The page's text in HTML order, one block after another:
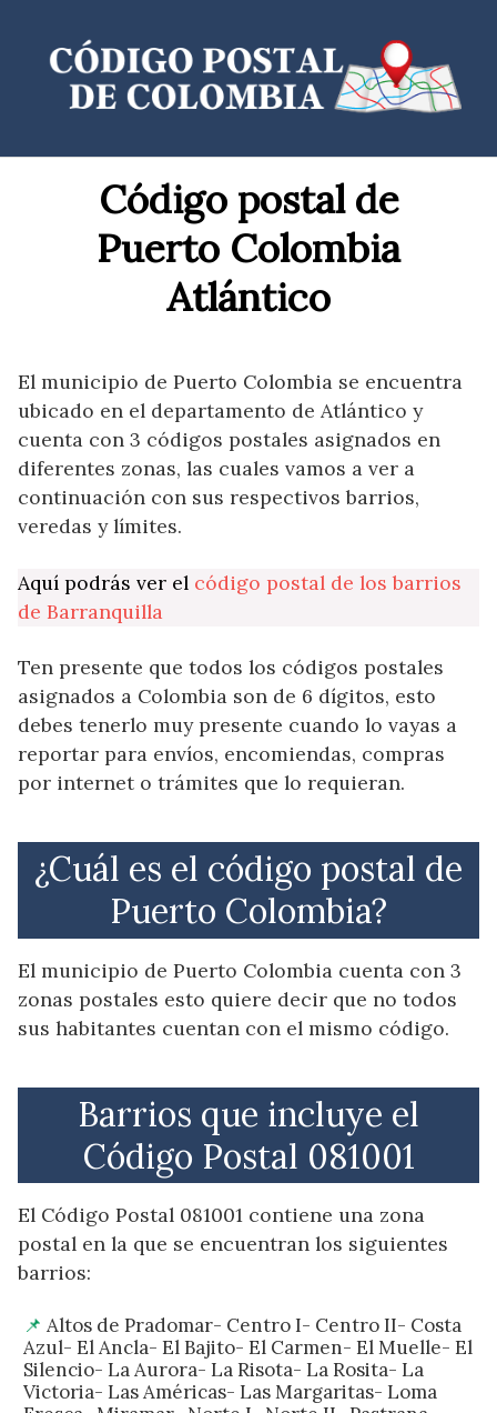
contenido
Código postal de
Puerto Colombia
Atlántico
El municipio de Puerto Colombia se encuentra
ubicado en el departamento de Atlántico y
cuenta con 3 códigos postales asignados en
diferentes zonas, las cuales vamos a ver a
continuación con sus respectivos barrios,
veredas y límites.
Aquí podrás ver el código postal de los barrios
de Barranquilla
Ten presente que todos los códigos postales
asignados a Colombia son de 6 dígitos, esto
debes tenerlo muy presente cuando lo vayas a
reportar para envíos, encomiendas, compras
por internet o trámites que lo requieran.
¿Cuál es el código postal de
Puerto Colombia?
El municipio de Puerto Colombia cuenta con 3
zonas postales esto quiere decir que no todos
sus habitantes cuentan con el mismo código.
Barrios que incluye el
Código Postal 081001
El Código Postal 081001 contiene una zona
postal en la que se encuentran los siguientes
barrios:
Altos de Pradomar- Centro I- Centro II- Costa
Azul- El Ancla- El Bajito- El Carmen- El Muelle- El
Silencio- La Aurora- La Risota- La Rosita- La
Victoria- Las Américas- Las Margaritas- Loma